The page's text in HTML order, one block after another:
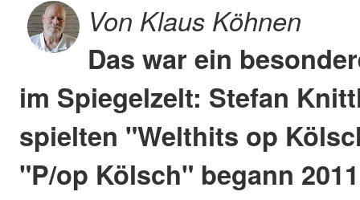
Von Klaus Köhnen
Das war ein
im Spiegelzelt: Stefan
spielten "Welthits op
"P/op Kölsch" begann